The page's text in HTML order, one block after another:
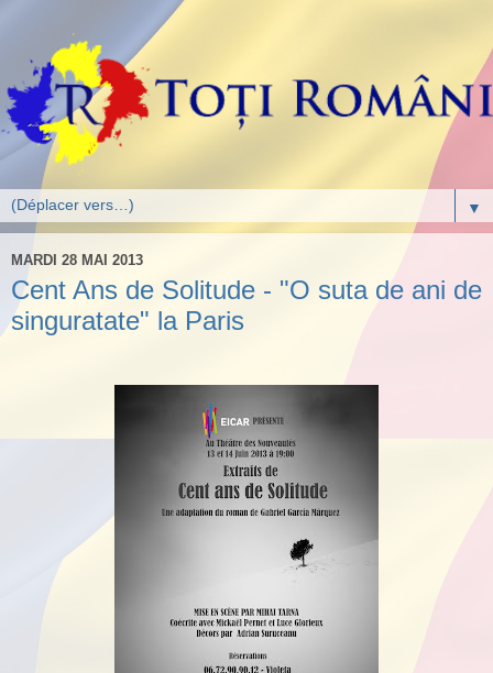
▼
MARDI 28 MAI 2013
Cent Ans de Solitude - "O suta de ani de
singuratate" la Paris